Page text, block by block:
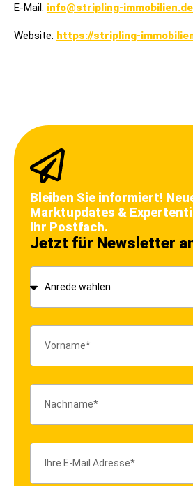
E-Mail: info@stripling-immobilien.de
Website: https://stripling-
Bleiben Sie informiert!
Marktupdates &
Ihr Postfach.
Jetzt für Newsletter